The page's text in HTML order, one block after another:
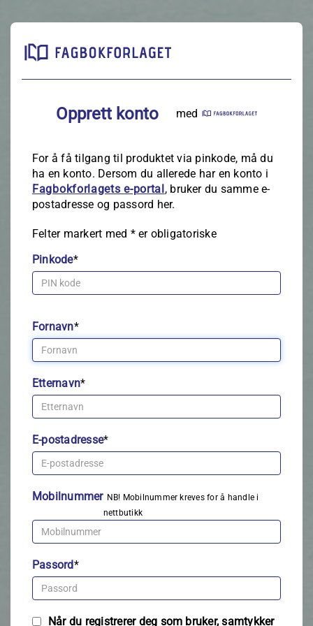
Opprett konto med
For å få tilgang til produktet via pinkode, må du
ha en konto. Dersom du allerede har en konto i
Fagbokforlagets e‑portal, bruker du samme e-
postadresse og passord her.
Felter markert med *er obligatoriske
Pinkode*
Fornavn*
Etternavn*
E-postadresse*
Mobilnummer NB! Mobilnummer kreves for å handle i
nettbutikk
Passord*
Når du registrerer deg som bruker, samtykker